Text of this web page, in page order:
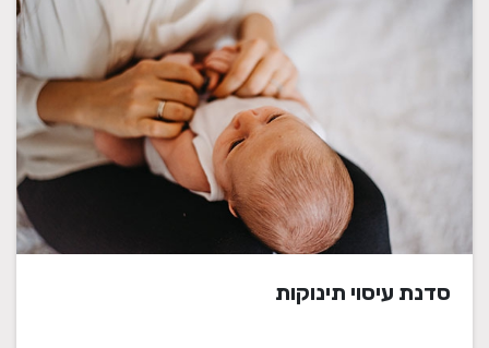
סדנת עיסוי תינוקות